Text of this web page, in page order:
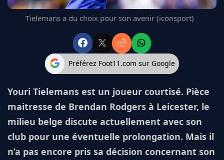
ARSENAL
BAYERN
Tielemans a du choix pour son avenir (iconsport)
Préférez Foot11.com sur Google
Youri Tielemans est un joueur courtisé. Pièce
maitresse de Brendan Rodgers à Leicester, le
milieu belge discute actuellement avec son
club pour une éventuelle prolongation. Mais il
n’a pas encore pris sa décision concernant son